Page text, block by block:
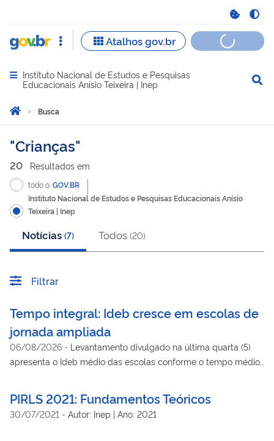
Abrir menu principal de navegação
Instituto Nacional de Estudos e Pesquisas
Educacionais Anísio Teixeira | Inep
Você está aqui:
Página Inicial
Busca
Busca
Crianças
20 Resultados em
todo o GOV.BR
Instituto Nacional de Estudos e Pesquisas Educacionais Anísio
Teixeira | Inep
Notícias (7) Todos (20)
Filtrar
Tempo integral: Ideb cresce em escolas de
jornada ampliada
06/08/2026 - Levantamento divulgado na última quarta (5)
apresenta o Ideb médio das escolas conforme o tempo médio
PIRLS 2021: Fundamentos Teóricos
30/07/2021 - Autor: Inep | Ano: 2021